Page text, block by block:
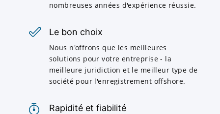
nombreuses années d'expérience réussie.
Le bon choix
Nous n'offrons que les meilleures
solutions pour votre entreprise - la
meilleure juridiction et le meilleur type de
société pour l'enregistrement offshore.
Rapidité et fiabilité